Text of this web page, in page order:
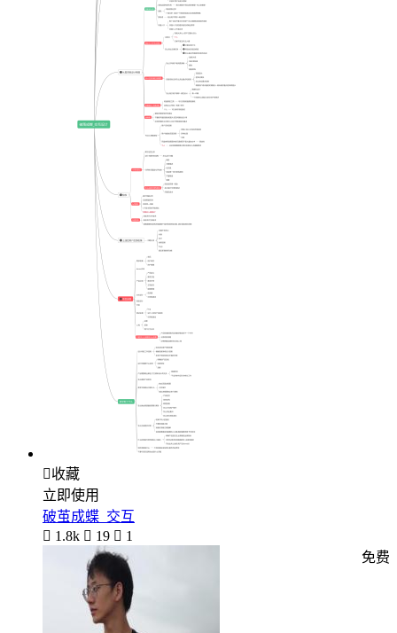
收藏
立即使用
破茧成蝶_交互
 1.8k  19  1
免费